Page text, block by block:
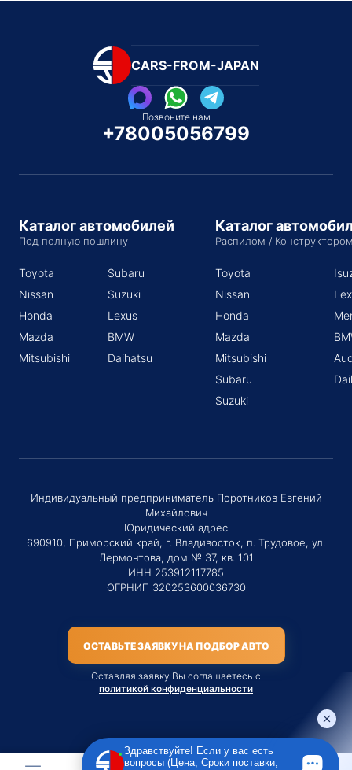
CARS-FROM-JAPAN
Позвоните нам
+78005056799
Каталог автомобилей
Под полную пошлину
Toyota
Nissan
Honda
Mazda
Mitsubishi
Subaru
Suzuki
Lexus
BMW
Daihatsu
Каталог
Распилом /
Toyota
Nissan
Honda
Mazda
Mitsubishi
Subaru
Suzuki
Индивидуальный предприниматель Поротников Евгений
Михайлович
Юридический адрес
690910, Приморский край, г. Владивосток, п. Трудовое, ул.
Лермонтова, дом № 37, кв. 101
ИНН 253912117785
ОГРНИП 320253600036730
ОСТАВЬТЕ ЗАЯВКУ НА ПОДБОР АВТО
Оставляя заявку Вы соглашаетесь с
политикой конфиденциальности
Материалы данного сайта являются публичной офертой
Здравствуйте! Если у вас есть
вопросы (Цена, Сроки поставки,